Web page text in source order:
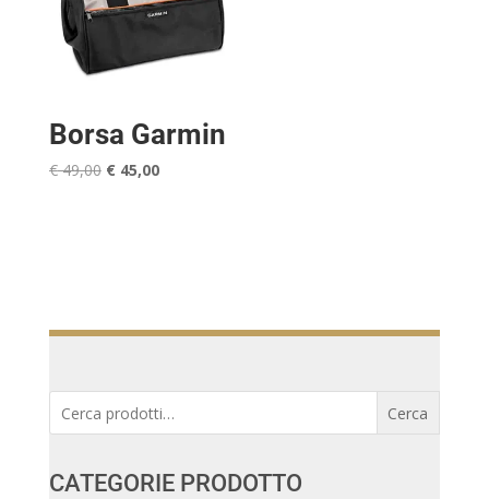
Borsa Garmin
€49,00 Il
€45,00Il
Cerca
CATEGORIE PRODOTTO